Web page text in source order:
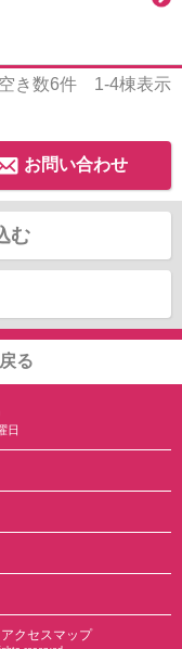
き数6件 1-4棟表示
お問い合わせ
む
る
日
アクセスマップ